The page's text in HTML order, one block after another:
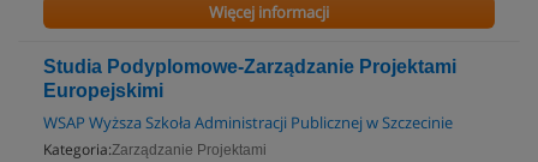
Więcej informacji
Studia Podyplomowe-Zarządzanie Projektami
Europejskimi
WSAP Wyższa Szkoła Administracji Publicznej w Szczecinie
Kategoria:Zarządzanie Projektami